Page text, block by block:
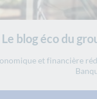
Le blog éco du
et financière